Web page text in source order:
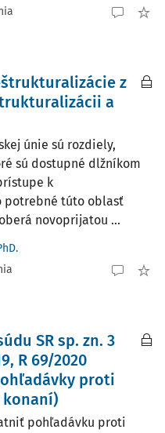
z
a
únie sú rozdiely,
sú dostupné dlžníkom
k
potrebné túto oblasť
novoprijatou ...
SR sp. zn. 3
R 69/2020
proti
pohľadávku proti